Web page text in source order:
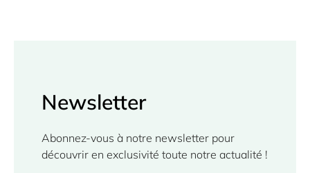
Newsletter
Abonnez-vous à notre newsletter pour